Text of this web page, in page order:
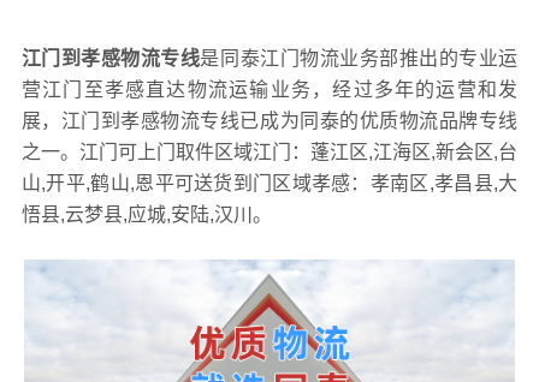
江门到孝感物流专线是同泰江门物流业务部推出的专业运
营江门至孝感直达物流运输业务，经过多年的运营和发
展，江门到孝感物流专线已成为同泰的优质物流品牌专线
之一。江门可上门取件区域江门：蓬江区,江海区,新会区,台
山,开平,鹤山,恩平可送货到门区域孝感：孝南区,孝昌县,大
悟县,云梦县,应城,安陆,汉川。